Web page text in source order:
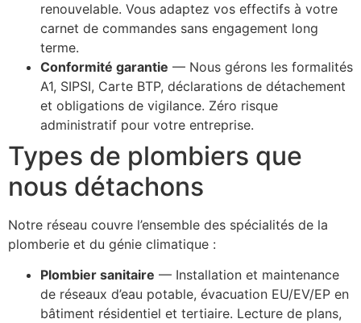
renouvelable. Vous adaptez vos effectifs à votre
carnet de commandes sans engagement long
terme.
Conformité garantie — Nous gérons les formalités
A1, SIPSI, Carte BTP, déclarations de détachement
et obligations de vigilance. Zéro risque
administratif pour votre entreprise.
Types de plombiers que
nous détachons
Notre réseau couvre l’ensemble des spécialités de la
plomberie et du génie climatique :
Plombier sanitaire — Installation et maintenance
de réseaux d’eau potable, évacuation EU/EV/EP en
bâtiment résidentiel et tertiaire. Lecture de plans,